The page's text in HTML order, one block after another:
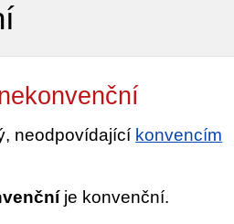
nekonvenční
neodpovídající konvencím
je konvenční.